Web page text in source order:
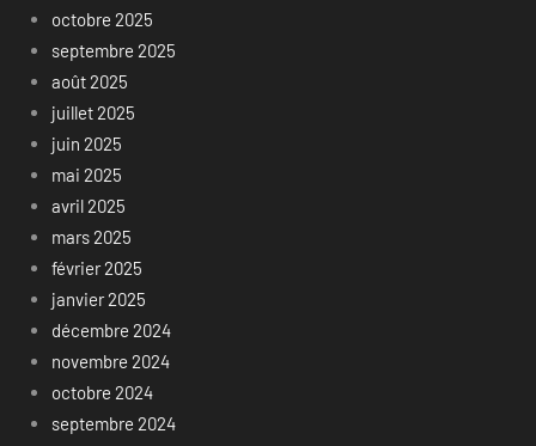
octobre 2025
septembre 2025
août 2025
juillet 2025
juin 2025
mai 2025
avril 2025
mars 2025
février 2025
janvier 2025
décembre 2024
novembre 2024
octobre 2024
septembre 2024